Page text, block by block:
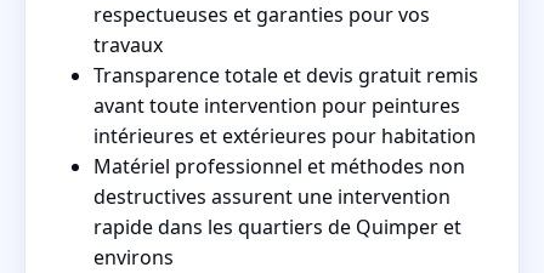
respectueuses et garanties pour vos
travaux
Transparence totale et devis gratuit remis
avant toute intervention pour peintures
intérieures et extérieures pour habitation
Matériel professionnel et méthodes non
destructives assurent une intervention
rapide dans les quartiers de Quimper et
environs